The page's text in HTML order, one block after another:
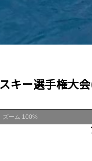
キー選手権大
ズーム 100%